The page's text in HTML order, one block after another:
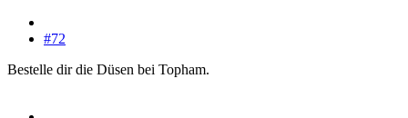
#72
Bestelle dir die Düsen bei Topham.